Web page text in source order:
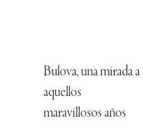
Bulova, una mirada a
aquellos
maravillosos años